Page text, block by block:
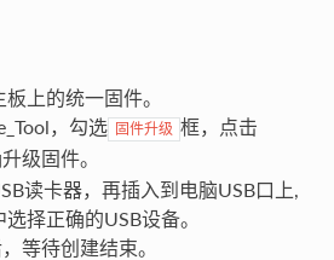
上的统一固件。
，勾选 固件升级 框，点击
级固件。
读卡器，再插入到电脑USB口上,
择正确的USB设备。
等待创建结束。